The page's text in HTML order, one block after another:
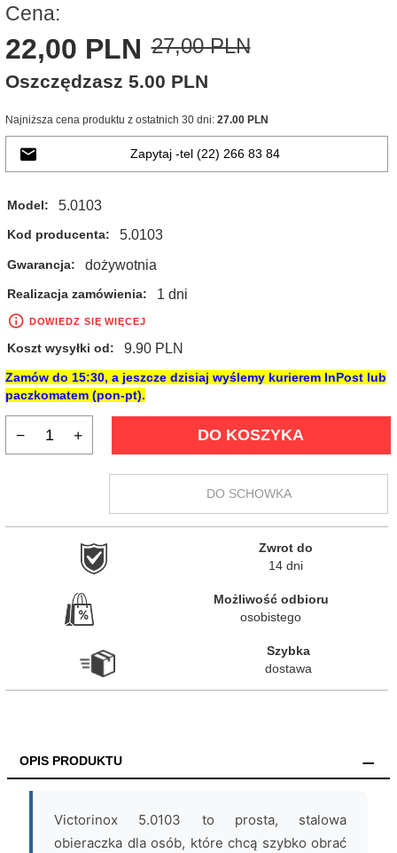
Cena:
22,00 PLN 27,00 PLN
Oszczędzasz 5.00 PLN
Najniższa cena produktu z ostatnich 30 dni: 27.00 PLN
Zapytaj -tel (22) 266 83 84
Model: 5.0103
Kod producenta: 5.0103
Gwarancja: dożywotnia
Realizacja zamówienia: 1 dni
DOWIEDZ SIĘ WIĘCEJ
Koszt wysyłki od: 9.90 PLN
Zamów do 15:30, a jeszcze dzisiaj wyślemy kurierem InPost lub
paczkomatem (pon-pt).
DO KOSZYKA
DO SCHOWKA
Zwrot do
14 dni
Możliwość odbioru
osobistego
Szybka
dostawa
OPIS PRODUKTU
Victorinox 5.0103 to prosta, stalowa
obieraczka dla osób, które chcą szybko obrać